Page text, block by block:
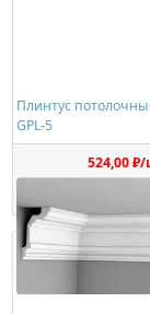
Плинтус
GPL-5
524,00